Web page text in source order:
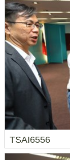
TSAI6556